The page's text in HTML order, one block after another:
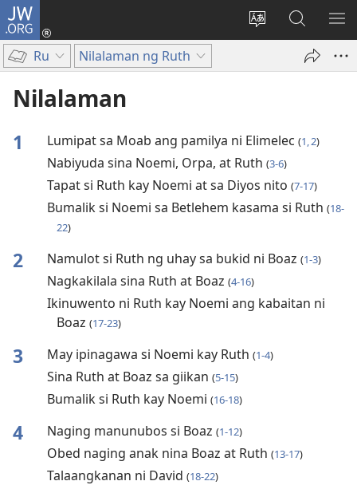
JW.ORG
Baguhin
wika
Mag-
log
window)
sa
JW.ORG
Ru Nilalaman ng Ruth
Nilalaman
1 Lumipat sa Moab ang pamilya ni Elimelec (1, 2)
Nabiyuda sina Noemi, Orpa, at Ruth (3-6)
Tapat si Ruth kay Noemi at sa Diyos nito (7-17)
Bumalik si Noemi sa Betlehem kasama si Ruth (18-
22)
2 Namulot si Ruth ng uhay sa bukid ni Boaz (1-3)
Nagkakilala sina Ruth at Boaz (4-16)
Ikinuwento ni Ruth kay Noemi ang kabaitan ni
Boaz (17-23)
3 May ipinagawa si Noemi kay Ruth (1-4)
Sina Ruth at Boaz sa giikan (5-15)
Bumalik si Ruth kay Noemi (16-18)
4 Naging manunubos si Boaz (1-12)
Obed naging anak nina Boaz at Ruth (13-17)
Talaangkanan ni David (18-22)